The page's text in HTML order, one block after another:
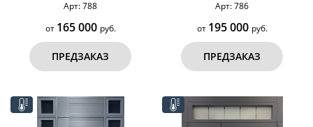
Арт: 788
от 165 000 руб.
ПРЕДЗАКАЗ
Арт: 786
от 195 000 руб.
ПРЕДЗАКАЗ